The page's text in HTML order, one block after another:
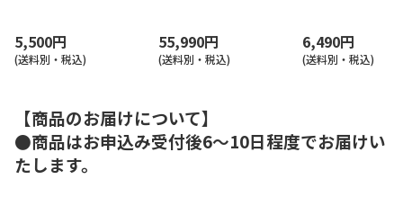
5,500円
(送料別・税込)
55,990円
(送料別・税込)
6,490円
(送料別・税込)
【商品のお届けについて】
●商品はお申込み受付後6～10日程度でお届けい
たします。